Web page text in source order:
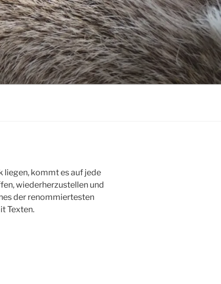
liegen, kommt es auf jede
wiederherzustellen und
der renommiertesten
Texten.